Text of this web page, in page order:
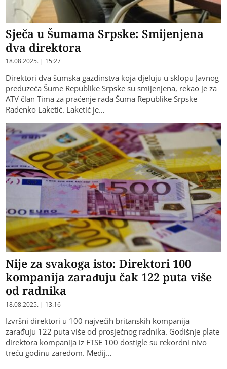
Sječa u Šumama Srpske: Smijenjena
dva direktora
18.08.2025. | 15:27
Direktori dva šumska gazdinstva koja djeluju u sklopu Javnog
preduzeća Šume Republike Srpske su smijenjena, rekao je za
ATV član Tima za praćenje rada Šuma Republike Srpske
Radenko Laketić. Laketić je…
Nije za svakoga isto: Direktori 100
kompanija zarađuju čak 122 puta više
od radnika
18.08.2025. | 13:16
Izvršni direktori u 100 najvećih britanskih kompanija
zarađuju 122 puta više od prosječnog radnika. Godišnje plate
direktora kompanija iz FTSE 100 dostigle su rekordni nivo
treću godinu zaredom. Medij…